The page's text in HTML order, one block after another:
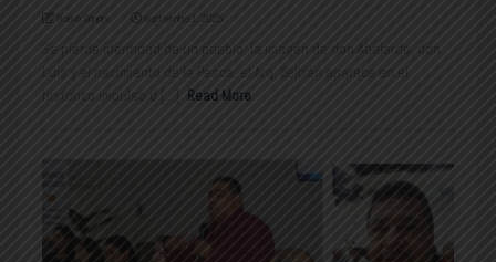
Nuevo Sonora septiembre 1, 2025
Se pierde identidad de un pueblo; la imagen de don Abelardo, don
Luis y el nacimiento de la Pesca; el Arq. Beltrán aparece en el
histórico impulso d [...]
Read More